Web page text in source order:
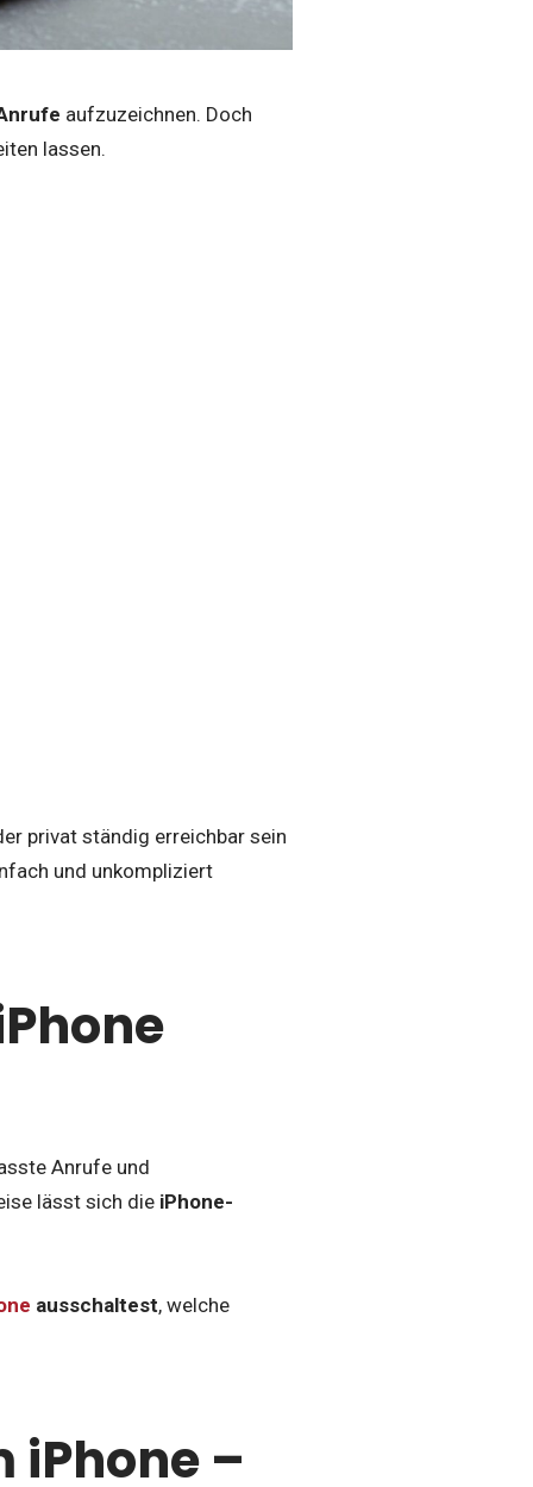
aufzuzeichnen. Doch
lassen.
privat ständig erreichbar sein
und unkompliziert
Anrufe und
lässt sich die iPhone-
ausschaltest, welche
–